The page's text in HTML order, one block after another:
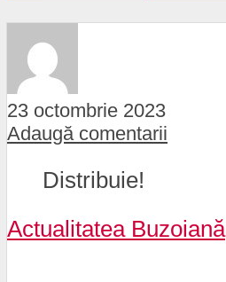
23 octombrie 2023
Adaugă comentarii
Distribuie!
Actualitatea Buzoiană